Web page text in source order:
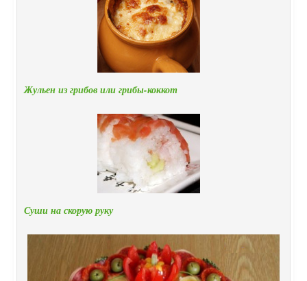
Жульен из грибов или грибы-коккот
Суши на скорую руку